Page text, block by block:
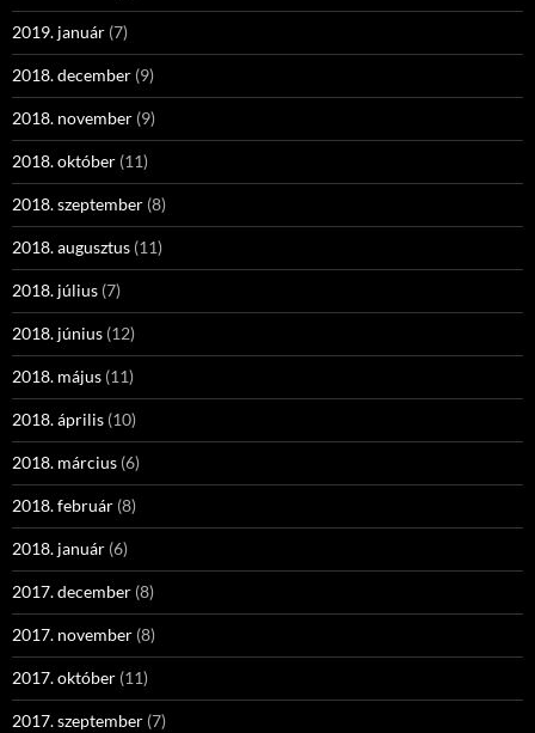
2019. január (7)
2018. december (9)
2018. november (9)
2018. október (11)
2018. szeptember (8)
2018. augusztus (11)
2018. július (7)
2018. június (12)
2018. május (11)
2018. április (10)
2018. március (6)
2018. február (8)
2018. január (6)
2017. december (8)
2017. november (8)
2017. október (11)
2017. szeptember (7)